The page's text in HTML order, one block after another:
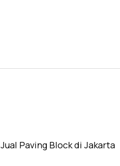
Jual Paving Block di Jakarta